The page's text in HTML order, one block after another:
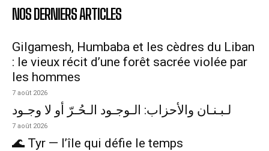
NOS DERNIERS ARTICLES
Gilgamesh, Humbaba et les cèdres du Liban
: le vieux récit d’une forêt sacrée violée par
les hommes
7 août 2026
لـبـنـان والأحزاب: الـوجـود الـحُـرّ أو لا وجـود
7 août 2026
🌊 Tyr — l’île qui défie le temps